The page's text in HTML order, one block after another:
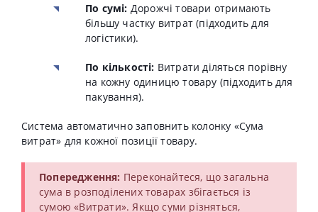
По сумі: Дорожчі товари отримають
більшу частку витрат (підходить для
логістики).
По кількості: Витрати діляться порівну
на кожну одиницю товару (підходить для
пакування).
Система автоматично заповнить колонку «Сума
витрат» для кожної позиції товару.
Попередження: Переконайтеся, що загальна
сума в розподілених товарах збігається із
сумою «Витрати». Якщо суми різняться,